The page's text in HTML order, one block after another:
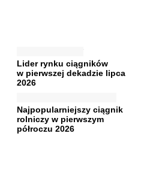
Lider rynku ciągników
w pierwszej dekadzie lipca
2026
Najpopularniejszy ciągnik
rolniczy w pierwszym
półroczu 2026